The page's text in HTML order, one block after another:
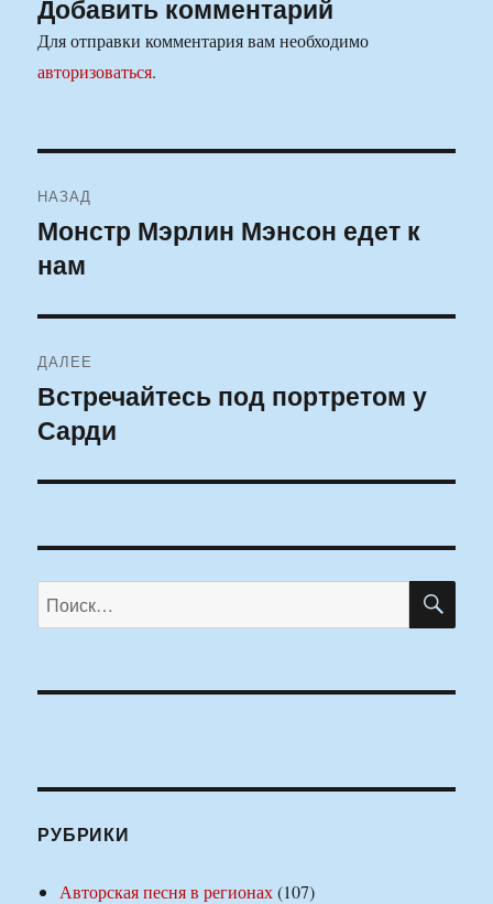
Добавить комментарий
Для отправки комментария вам необходимо
авторизоваться.
по
записям
НАЗАД
Предыдущая
запись:
Монстр Мэрлин Мэнсон едет к
нам
ДАЛЕЕ
Следующая
запись:
Встречайтесь под портретом у
Сарди
Искать:
РУБРИКИ
Авторская песня в регионах(107)